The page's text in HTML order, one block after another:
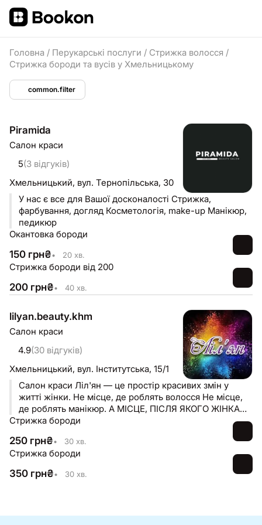
Головна / Перукарські послуги / Стрижка волосся /
Стрижка бороди та вусів у Хмельницькому
common.filter
Piramida
Салон краси
5(3 відгуків)
Хмельницький, вул. Тернопільська, 30
У нас є все для Вашої досконалості Стрижка,
фарбування, догляд Косметологія, make-up Манікюр,
педикюр
Окантовка бороди
150 грн₴• 20 хв.
Стрижка бороди від 200
200 грн₴• 40 хв.
lilyan.beauty.khm
Салон краси
4.9(30 відгуків)
Хмельницький, вул. Інститутська, 15/1
Салон краси Ліл'ян — це простір красивих змін у
житті жінки. Не місце, де роблять волосся Не місце,
де роблять манікюр. А МІСЦЕ, ПІСЛЯ ЯКОГО ЖІНКА
ВИХОДИТЬ ТРОХИ ЩАСЛИВІШОЮ, НІЖ ПРИЙШЛА Ми
наша команда не просто надає послуги — ми уважно
вислуховуємо ваші побажання, допомагаємо знайти
рішення, яке підкреслить вашу індивідуальність, і
створюємо образ, у якому ви почуватиметеся
свої навички та працюють лише з перевіреними
Стрижка бороди
250 грн₴• 30 хв.
Стрижка бороди
350 грн₴• 30 хв.